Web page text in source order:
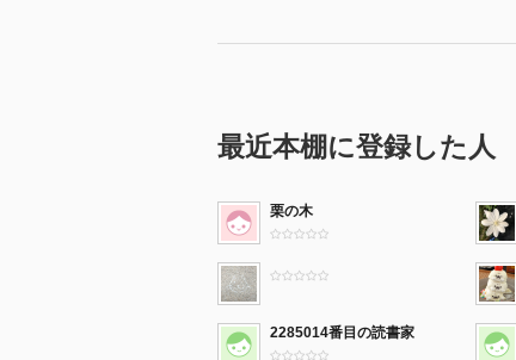
最近本棚に登録した人
栗の木
2285014番目の読書家